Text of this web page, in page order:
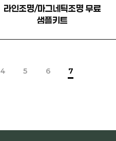
라인조명/마그네틱조명 무료
샘플키트
4 5 6 7